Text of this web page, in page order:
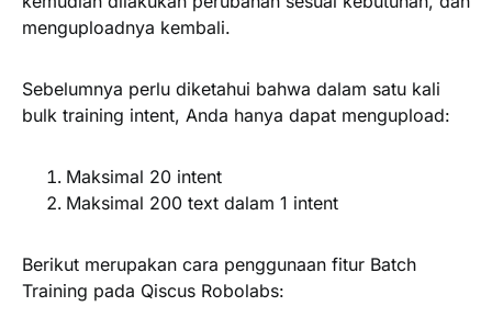
menguploadnya kembali.
Sebelumnya perlu diketahui bahwa dalam satu kali
bulk training intent, Anda hanya dapat mengupload:
Maksimal 20 intent
Maksimal 200 text dalam 1 intent
Berikut merupakan cara penggunaan fitur Batch
Training pada Qiscus Robolabs: